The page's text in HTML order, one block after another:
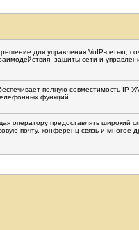
для управления VoIP-сетью ,
защиты сети и
полную совместимость IP-
функций.
оператору предоставлять широкий
почту, конференц-связь и многое